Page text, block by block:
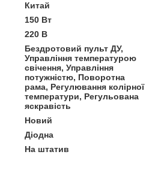
Китай
150 Вт
220 В
Бездротовий пульт ДУ,
Управління температурою
свічення, Управління
потужністю, Поворотна
рама, Регулювання колірної
температури, Регульована
яскравість
Новий
Діодна
На штатив